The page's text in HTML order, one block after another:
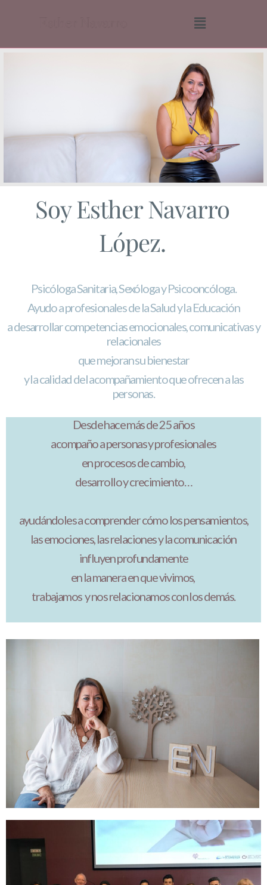
Soy Esther Navarro
López.
Psicóloga Sanitaria, Sexóloga y Psicooncóloga.
Ayudo a profesionales de la Saludy la Educación
a desarrollar competencias emocionales, comunicativas y
relacionales
que mejoran su bienestar
y la calidad del acompañamiento que ofrecen a las
personas.
Desde hace más de 25 años
acompaño a personas y profesionales
en procesos de cambio,
desarrollo y crecimiento…
ayudándoles a comprender cómo los pensamientos,
las emociones, las relacionesy la comunicación
influyen profundamente
en la manera en que vivimos,
trabajamosy nos relacionamos con los demás.